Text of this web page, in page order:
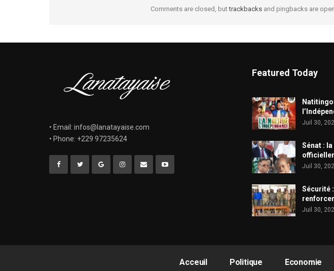
Comments are closed, buttrackbacksand pingbacks are
• Email: infos@lanatayaise.com
• Phone: +229 97235624
Featured Today
Juil 30,
Sénat :
Juil 30,
Sécurité
Juil 30,
Acceuil Politique Economie